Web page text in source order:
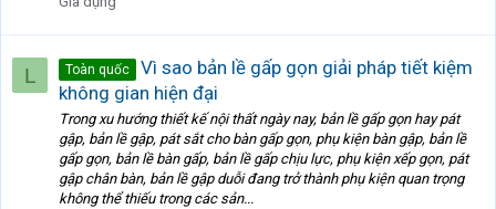
L Toàn quốc
Vì sao bản lề gấp gọn giải pháp tiết kiệm
không gian hiện đại
Trong xu hướng thiết kế nội thất ngày nay, bản lề gấp gọn hay pát
gập, bản lề gập, pát sắt cho bàn gấp gọn, phụ kiện bàn gập, bản lề
gấp gọn, bản lề bàn gấp, bản lề gấp chịu lực, phụ kiện xếp gọn, pát
gập chân bàn, bản lề gập duỗi đang trở thành phụ kiện quan trọng
không thể thiếu trong các sản...